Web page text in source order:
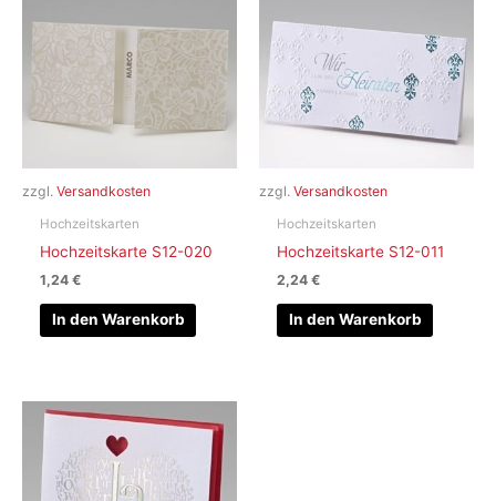
zzgl. Versandkosten
Hochzeitskarten
Hochzeitskarte S12-020
1,24€
In den Warenkorb
zzgl. Versandkosten
Hochzeitskarten
Hochzeitskarte S12-011
2,24€
In den Warenkorb